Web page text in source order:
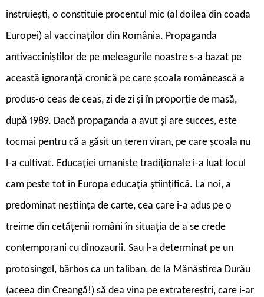
instruiești, o constituie procentul mic (al doilea din coada
Europei) al vaccinaților din România. Propaganda
antivacciniștilor de pe meleagurile noastre s-a bazat pe
această ignoranță cronică pe care școala românească a
produs-o ceas de ceas, zi de zi și în proporție de masă,
după 1989. Dacă propaganda a avut și are succes, este
tocmai pentru că a găsit un teren viran, pe care școala nu
l-a cultivat. Educației umaniste tradiționale i-a luat locul
cam peste tot în Europa educația științifică. La noi, a
predominat neștiința de carte, cea care i-a adus pe o
treime din cetățenii români în situația de a se crede
contemporani cu dinozaurii. Sau l-a determinat pe un
protosingel, bărbos ca un taliban, de la Mănăstirea Durău
(aceea din Creangă!) să dea vina pe extratereștri, care i-ar